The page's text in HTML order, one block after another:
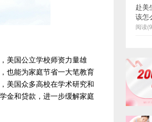
美国公立学校师资力量雄
也能为家庭节省一大笔教育
美国众多高校在学术研究和
金和贷款，进一步缓解家庭
赴美
该怎
阅读